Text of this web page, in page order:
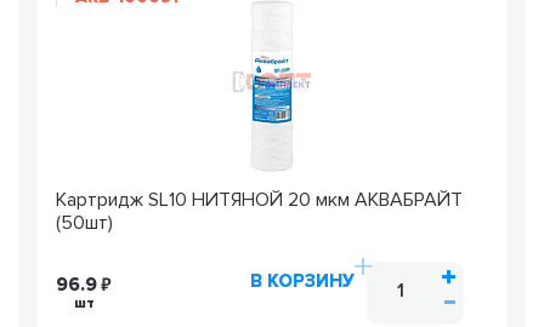
Картридж SL10 НИТЯНОЙ 20 мкм АКВАБРАЙТ
(50шт)
96.9
шт
В КОРЗИНУ